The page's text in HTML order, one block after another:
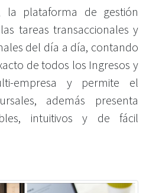
la plataforma de gestión
tareas transaccionales y
del día a día, contando
de todos los Ingresos y
empresa y permite el
además presenta
intuitivos y de fácil